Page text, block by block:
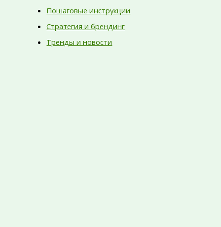
Пошаговые инструкции
Стратегия и брендинг
Тренды и новости